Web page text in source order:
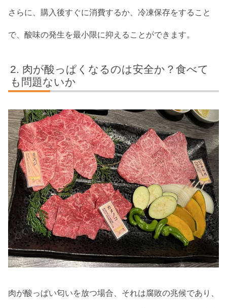
さらに、購入後すぐに消費するか、冷凍保存をすること
で、酸味の発生を最小限に抑えることができます。
肉が酸っぱくなるのは安全か？食べて
も問題ないか
肉が酸っぱい匂いを放つ場合、それは腐敗の兆候であり、